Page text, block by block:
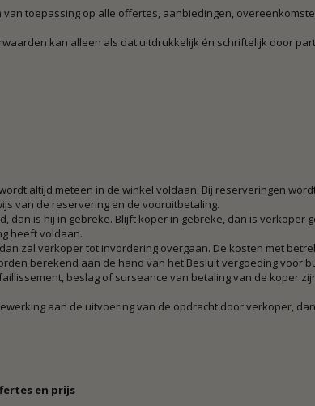
van toepassing op alle offertes, aanbiedingen,
kan alleen als dat uitdrukkelijk én schriftelijk door
altijd meteen in de winkel voldaan. Bij reserveringen
van de reservering en de vooruitbetaling.
dan is hij in gebreke. Blijft koper in gebreke, dan is
heeft voldaan.
zal verkoper tot invordering overgaan. De kosten met
berekend aan de hand van het Besluit vergoeding voor
beslag of surseance van betaling van de koper
aan de uitvoering van de opdracht door verkoper,
en prijs